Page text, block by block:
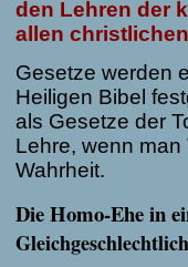
den Lehren der
allen
Gesetze werden
Heiligen Bibel
als Gesetze der
Lehre, wenn
Wahrheit.
DieHomo-Ehein